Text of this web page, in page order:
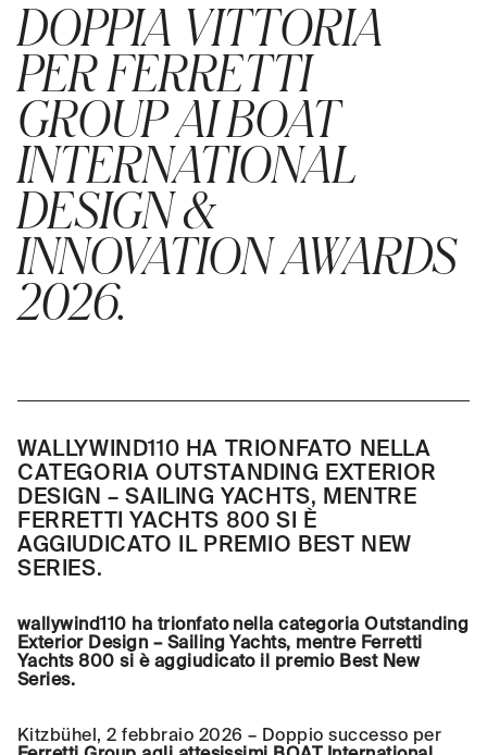
DOPPIA VITTORIA
PER FERRETTI
GROUP AI BOAT
INTERNATIONAL
DESIGN &
INNOVATION AWARDS
2026.
WALLYWIND110 HA TRIONFATO NELLA
CATEGORIA OUTSTANDING EXTERIOR
DESIGN – SAILING YACHTS, MENTRE
FERRETTI YACHTS 800 SI È
AGGIUDICATO IL PREMIO BEST NEW
SERIES.
wallywind110 ha trionfato nella categoria Outstanding
Exterior Design – Sailing Yachts, mentre Ferretti
Yachts 800 si è aggiudicato il premio Best New
Series.
Kitzbühel, 2 febbraio 2026 – Doppio successo per